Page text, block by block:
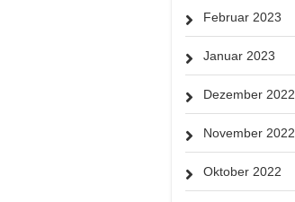
Februar 2023
Januar 2023
Dezember 2022
November 2022
Oktober 2022